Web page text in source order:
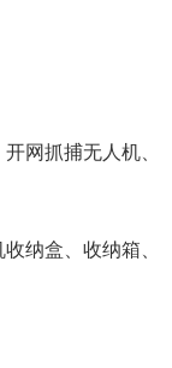
网抓捕无人机、
纳盒、收纳箱、